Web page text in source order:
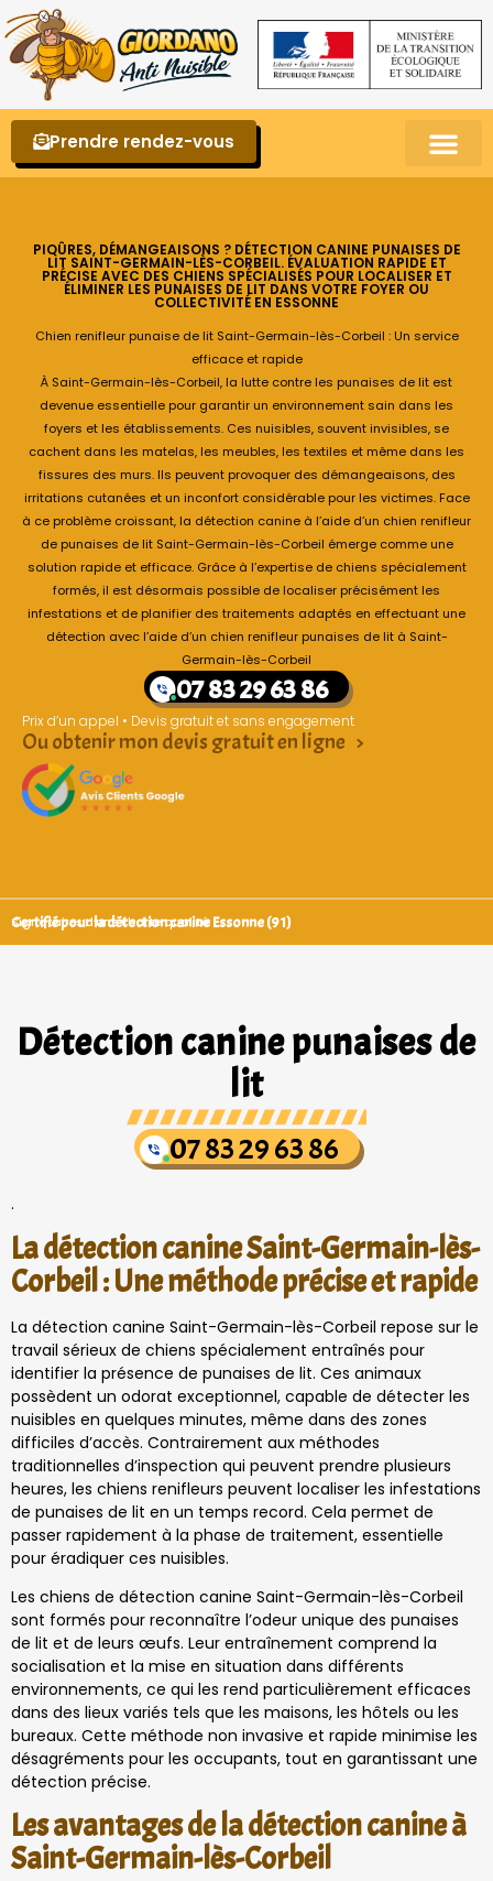
Prendre rendez-vous
PIQÛRES, DÉMANGEAISONS ? DÉTECTION CANINE PUNAISES DE
LIT SAINT-GERMAIN-LÈS-CORBEIL. ÉVALUATION RAPIDE ET
PRÉCISE AVEC DES CHIENS SPÉCIALISÉS POUR LOCALISER ET
ÉLIMINER LES PUNAISES DE LIT DANS VOTRE FOYER OU
COLLECTIVITÉ EN ESSONNE
Chien renifleur punaise de lit Saint-Germain-lès-Corbeil : Un service
efficace et rapide
À Saint-Germain-lès-Corbeil, la lutte contre les punaises de lit est
devenue essentielle pour garantir un environnement sain dans les
foyers et les établissements. Ces nuisibles, souvent invisibles, se
cachent dans les matelas, les meubles, les textiles et même dans les
fissures des murs. Ils peuvent provoquer des démangeaisons, des
irritations cutanées et un inconfort considérable pour les victimes. Face
à ce problème croissant, la détection canine à l’aide d’un chien renifleur
de punaises de lit Saint-Germain-lès-Corbeil émerge comme une
solution rapide et efficace. Grâce à l’expertise de chiens spécialement
formés, il est désormais possible de localiser précisément les
infestations et de planifier des traitements adaptés en effectuant une
détection avec l’aide d’un chien renifleur punaises de lit à Saint-
Germain-lès-Corbeil
07 83 29 63 86
Prix d’un appel • Devis gratuit et sans engagement
Ou obtenir mon devis gratuit en ligne >
Certifié pour la détection canine Essonne (91)
Signataires d’une charte qualité
Détection canine punaises de
lit
07 83 29 63 86
.
La détection canine Saint-Germain-lès-
Corbeil : Une méthode précise et rapide
La détection canine Saint-Germain-lès-Corbeil repose sur le
travail sérieux de chiens spécialement entraînés pour
identifier la présence de punaises de lit. Ces animaux
possèdent un odorat exceptionnel, capable de détecter les
nuisibles en quelques minutes, même dans des zones
difficiles d’accès. Contrairement aux méthodes
traditionnelles d’inspection qui peuvent prendre plusieurs
heures, les chiens renifleurs peuvent localiser les infestations
de punaises de lit en un temps record. Cela permet de
passer rapidement à la phase de traitement, essentielle
pour éradiquer ces nuisibles.
Les chiens de détection canine Saint-Germain-lès-Corbeil
sont formés pour reconnaître l’odeur unique des punaises
de lit et de leurs œufs. Leur entraînement comprend la
socialisation et la mise en situation dans différents
environnements, ce qui les rend particulièrement efficaces
dans des lieux variés tels que les maisons, les hôtels ou les
bureaux. Cette méthode non invasive et rapide minimise les
désagréments pour les occupants, tout en garantissant une
détection précise.
Les avantages de la détection canine à
Saint-Germain-lès-Corbeil